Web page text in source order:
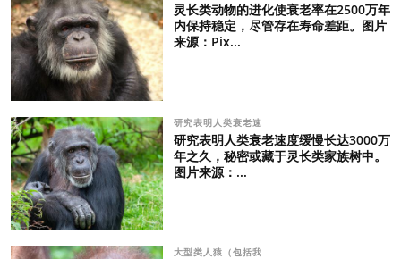
灵长类动物的进化使衰老率在2500万年
内保持稳定，尽管存在寿命差距。图片
来源：Pix...
研究表明人类衰老速
研究表明人类衰老速度缓慢长达3000万
年之久，秘密或藏于灵长类家族树中。
图片来源：...
大型类人猿（包括我